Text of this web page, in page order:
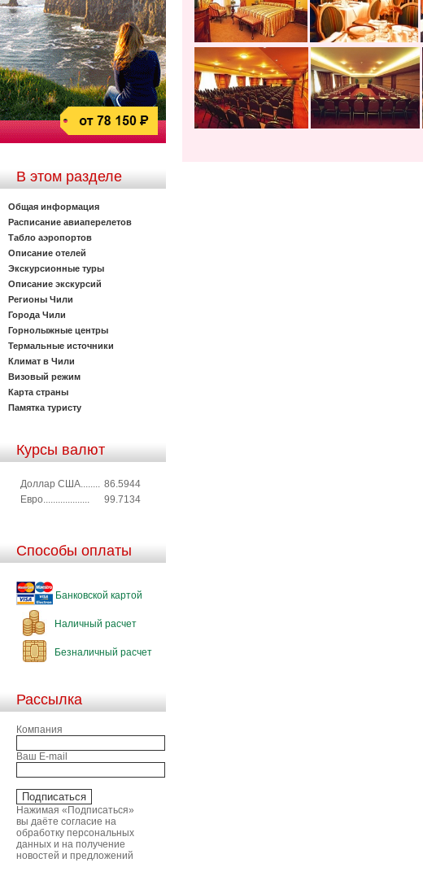
В этом разделе
Общая информация
Расписание авиаперелетов
Табло аэропортов
Описание отелей
Экскурсионные туры
Описание экскурсий
Регионы Чили
Города Чили
Горнолыжные центры
Термальные источники
Климат в Чили
Визовый режим
Карта страны
Памятка туристу
Курсы валют
Доллар США........ 86.5944
Евро...................
99.7134
Способы оплаты
Банковской картой
Наличный расчет
Безналичный расчет
Рассылка
Компания
Ваш E-mail
Нажимая «Подписаться»
вы даёте согласие на
обработку персональных
данных и на получение
новостей и предложений